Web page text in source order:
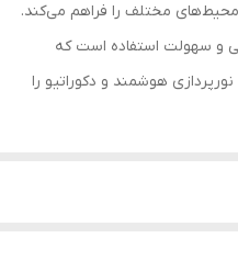
محیط‌های مختلف را فراهم می‌کند.
و سهولت استفاده است که
هوشمند و دکوراتیو را